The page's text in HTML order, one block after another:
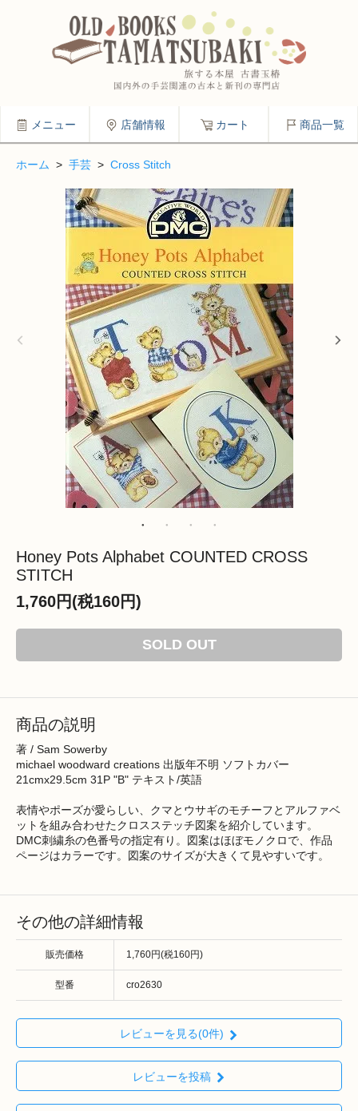
メニュー 店舗情報 カート 商品一覧
ホーム > 手芸 > Cross Stitch
Honey Pots Alphabet COUNTED CROSS
STITCH
1,760円(税160円)
SOLD OUT
商品の説明
著 / Sam Sowerby
michael woodward creations 出版年不明 ソフトカバー
21cmx29.5cm 31P "B" テキスト/英語
表情やポーズが愛らしい、クマとウサギのモチーフとアルファベ
ットを組み合わせたクロスステッチ図案を紹介しています。
DMC刺繍糸の色番号の指定有り。図案はほぼモノクロで、作品
ページはカラーです。図案のサイズが大きくて見やすいです。
その他の詳細情報
販売価格 1,760円(税160円)
型番 cro2630
レビューを見る(0件)
レビューを投稿